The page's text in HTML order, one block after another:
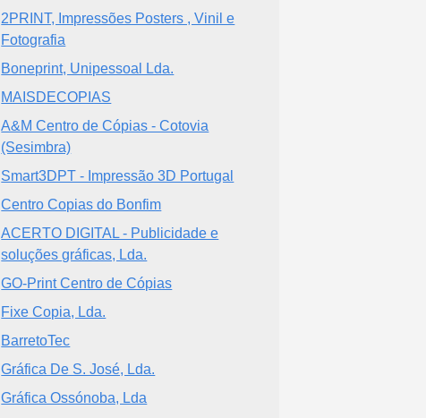
2PRINT, Impressões Posters , Vinil e
Fotografia
Boneprint, Unipessoal Lda.
MAISDECOPIAS
A&M Centro de Cópias - Cotovia
(Sesimbra)
Smart3DPT - Impressão 3D Portugal
Centro Copias do Bonfim
ACERTO DIGITAL - Publicidade e
soluções gráficas, Lda.
GO-Print Centro de Cópias
Fixe Copia, Lda.
BarretoTec
Gráfica De S. José, Lda.
Gráfica Ossónoba, Lda